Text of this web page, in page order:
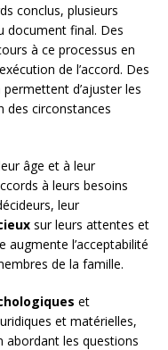
conclus, plusieurs
document final. Des
à ce processus en
de l’accord. Des
d’ajuster les
des circonstances
âge et à leur
à leurs besoins
leur
sur leurs attentes et
augmente l’acceptabilité
de la famille.
et
et matérielles,
abordant les questions